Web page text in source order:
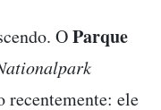
OParque
recentemente: ele